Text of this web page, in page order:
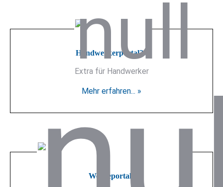
Handwerkerportal24
Extra für Handwerker
Mehr erfahren... »
Werbeportale